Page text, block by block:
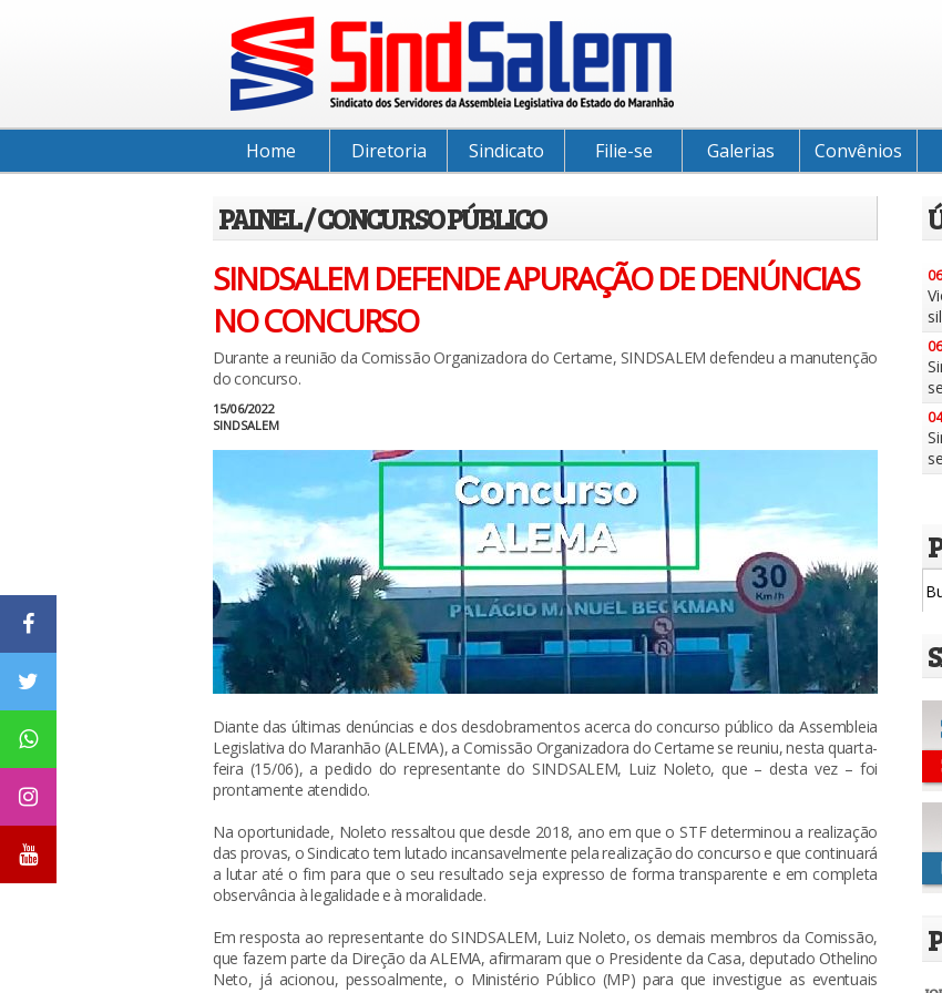
Home Diretoria Sindicato Filie-se Galerias Convênios
PAINEL / CONCURSO PÚBLICO
SINDSALEM DEFENDE APURAÇÃO DE DENÚNCIAS
NO CONCURSO
Durante a reunião da Comissão Organizadora do Certame, SINDSALEM defendeu a manutenção
do concurso.
15/06/2022
SINDSALEM
Diante das últimas denúncias e dos desdobramentos acerca do concurso público da Assembleia
Legislativa do Maranhão (ALEMA), a Comissão Organizadora do Certame se reuniu, nesta quarta-
feira (15/06), a pedido do representante do SINDSALEM, Luiz Noleto, que – desta vez – foi
prontamente atendido.
Na oportunidade, Noleto ressaltou que desde 2018, ano em que o STF determinou a realização
das provas, o Sindicato tem lutado incansavelmente pela realização do concurso e que continuará
a lutar até o fim para que o seu resultado seja expresso de forma transparente e em completa
observância à legalidade e à moralidade.
Em resposta ao representante do SINDSALEM, Luiz Noleto, os demais membros da Comissão,
que fazem parte da Direção da ALEMA, afirmaram que o Presidente da Casa, deputado Othelino
Neto, já acionou, pessoalmente, o Ministério Público (MP) para que investigue as eventuais